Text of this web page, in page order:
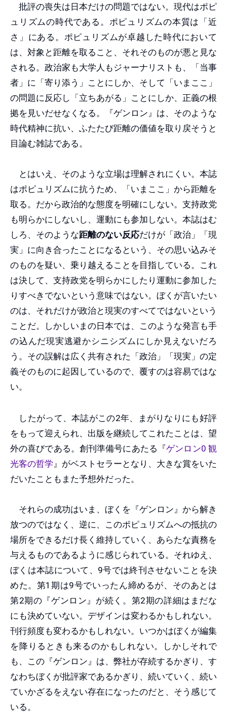
批評の喪失は日本だけの問題ではない。現代はポピ
ュリズムの時代である。ポピュリズムの本質は「近
さ」にある。ポピュリズムが卓越した時代において
は、対象と距離を取ること、それそのものが悪と見な
される。政治家も大学人もジャーナリストも、「当事
者」に「寄り添う」ことにしか、そして「いまここ」
の問題に反応し「立ちあがる」ことにしか、正義の根
拠を見いだせなくなる。『ゲンロン』は、そのような
時代精神に抗い、ふたたび距離の価値を取り戻そうと
目論む雑誌である。
とはいえ、そのような立場は理解されにくい。本誌
はポピュリズムに抗うため、「いまここ」から距離を
取る。だから政治的な態度を明確にしない。支持政党
も明らかにしないし、運動にも参加しない。本誌はむ
しろ、そのような距離のない反応だけが「政治」「現
実」に向き合ったことになるという、その思い込みそ
のものを疑い、乗り越えることを目指している。これ
は決して、支持政党を明らかにしたり運動に参加した
りすべきでないという意味ではない。ぼくが言いたい
のは、それだけが政治と現実のすべてではないという
ことだ。しかしいまの日本では、このような発言も手
の込んだ現実逃避かシニシズムにしか見えないだろ
う。その誤解は広く共有された「政治」「現実」の定
義そのものに起因しているので、覆すのは容易ではな
い。
したがって、本誌がこの2年、まがりなりにも好評
をもって迎えられ、出版を継続してこれたことは、望
外の喜びである。創刊準備号にあたる『ゲンロン0 観
光客の哲学 』がベストセラーとなり、大きな賞をいた
だいたこともまた予想外だった。
それらの成功はいま、ぼくを『ゲンロン』から解き
放つのではなく、逆に、このポピュリズムへの抵抗の
場所をできるだけ長く維持していく、あらたな責務を
与えるものであるように感じられている。それゆえ、
ぼくは本誌について、9号では終刊させないことを決
めた。第1期は9号でいったん締めるが、そのあとは
第2期の『ゲンロン』が続く。第2期の詳細はまだな
にも決めていない。デザインは変わるかもしれない。
刊行頻度も変わるかもしれない。いつかはぼくが編集
を降りるときも来るのかもしれない。しかしそれで
も、この『ゲンロン』は、弊社が存続するかぎり、す
なわちぼくが批評家であるかぎり、続いていく、続い
ていかざるをえない存在になったのだと、そう感じて
いる。